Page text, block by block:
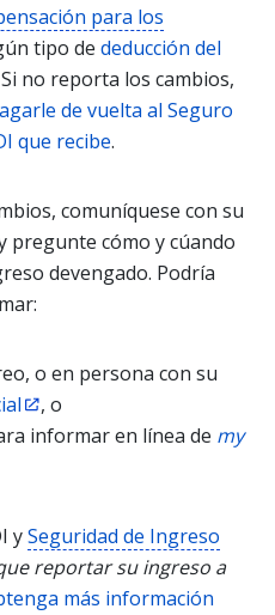
para los
tipo de deducción del
no reporta los cambios,
de vuelta al Seguro
que recibe.
comuníquese con su
pregunte cómo y cúando
devengado. Podría
o en persona con su
, o
informar en línea de my
ySeguridad de Ingreso
reportar su ingreso a
más información